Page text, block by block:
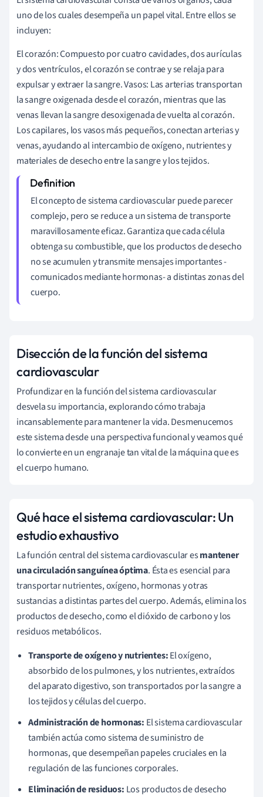
uno de los cuales desempeña un papel vital. Entre ellos se
incluyen:
El corazón: Compuesto por cuatro cavidades, dos aurículas
y dos ventrículos, el corazón se contrae y se relaja para
expulsar y extraer la sangre. Vasos: Las arterias transportan
la sangre oxigenada desde el corazón, mientras que las
venas llevan la sangre desoxigenada de vuelta al corazón.
Los capilares, los vasos más pequeños, conectan arterias y
venas, ayudando al intercambio de oxígeno, nutrientes y
materiales de desecho entre la sangre y los tejidos.
El concepto de sistema cardiovascular puede parecer
complejo, pero se reduce a un sistema de transporte
maravillosamente eficaz. Garantiza que cada célula
obtenga su combustible, que los productos de desecho
no se acumulen y transmite mensajes importantes -
comunicados mediante hormonas- a distintas zonas del
cuerpo.
Disección de la función del sistema
cardiovascular
Profundizar en la función del sistema cardiovascular
desvela su importancia, explorando cómo trabaja
incansablemente para mantener la vida. Desmenucemos
este sistema desde una perspectiva funcional y veamos qué
lo convierte en un engranaje tan vital de la máquina que es
el cuerpo humano.
Qué hace el sistema cardiovascular: Un
estudio exhaustivo
La función central del sistema cardiovascular esmantener
una circulación sanguínea óptima. Ésta es esencial para
transportar nutrientes, oxígeno, hormonas y otras
sustancias a distintas partes del cuerpo. Además, elimina los
productos de desecho, como el dióxido de carbono y los
residuos metabólicos.
Transporte de oxígeno y nutrientes:El oxígeno,
absorbido de los pulmones, y los nutrientes, extraídos
del aparato digestivo, son transportados por la sangre a
los tejidos y células del cuerpo.
Administración de hormonas: El sistema cardiovascular
también actúa como sistema de suministro de
hormonas, que desempeñan papeles cruciales en la
regulación de las funciones corporales.
Eliminación de residuos: Los productos de desecho